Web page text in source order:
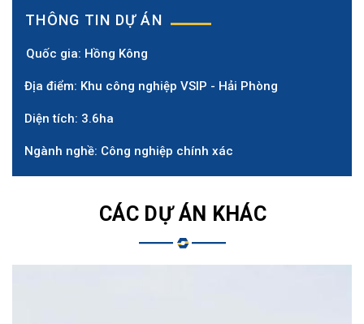
THÔNG TIN DỰ ÁN
Quốc gia: Hồng Kông
Địa điểm: Khu công nghiệp VSIP - Hải Phòng
Diện tích: 3.6ha
Ngành nghề: Công nghiệp chính xác
CÁC DỰ ÁN KHÁC